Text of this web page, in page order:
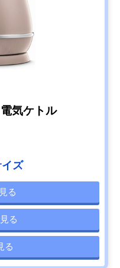
気ケトル
ズ
る
る
る